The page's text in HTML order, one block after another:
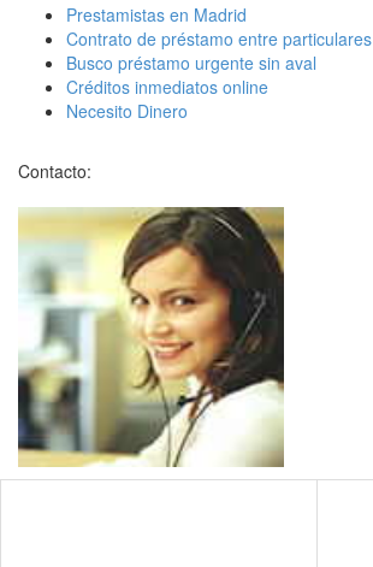
Prestamistas en Madrid
Contrato de préstamo entre particulares
Busco préstamo urgente sin aval
Créditos inmediatos online
Necesito Dinero
Contacto: